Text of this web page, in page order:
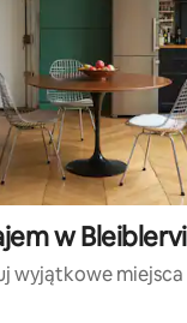
w
wyjątkowe